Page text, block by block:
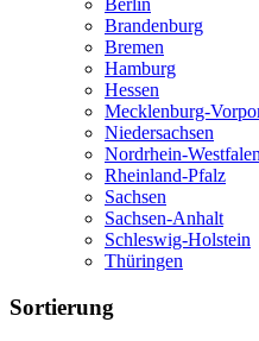
Berlin
Brandenburg
Bremen
Hamburg
Hessen
Mecklenburg-
Niedersachsen
Nordrhein-Westfalen
Rheinland-Pfalz
Sachsen
Sachsen-Anhalt
Schleswig-Holstein
Thüringen
Sortierung